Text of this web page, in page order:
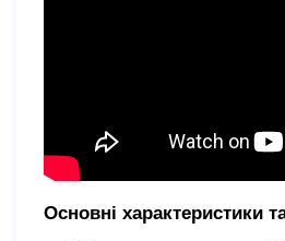
Основні характеристики